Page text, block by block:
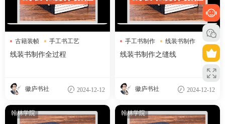
古籍装帧
手工书工艺
线装书制作
线装书制作全过程
徽庐书社 2024-12-12
手工书制作
线装书制作
缝线技巧
线装书制作之缝线
徽庐书社 2024-12-12
翰林学院 翰林学院